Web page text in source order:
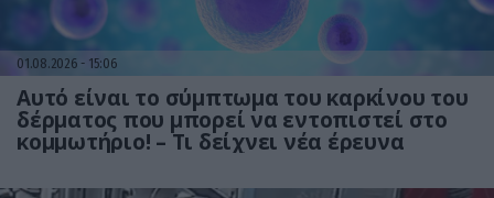
01.08.2026 15:06
Αυτό είναι το σύμπτωμα του καρκίνου του
δέρματος που μπορεί να εντοπιστεί στο
κομμωτήριο! – Τι δείχνει νέα έρευνα